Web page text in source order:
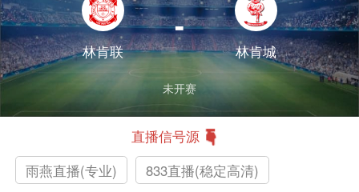
林肯联
-
林肯城
未开赛
直播信号源
雨燕直播(专业)
833直播(稳定高清)